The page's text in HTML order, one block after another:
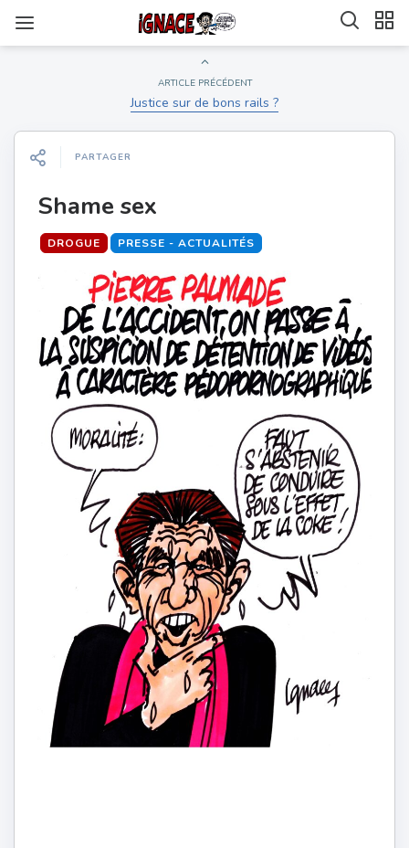
ARTICLE PRÉCÉDENT
Justice sur de bons rails ?
PARTAGER
Shame sex
DROGUE PRESSE - ACTUALITÉS